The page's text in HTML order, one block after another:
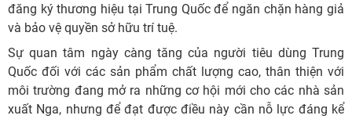
đăng ký thương hiệu tại Trung Quốc để ngăn chặn hàng giả
và bảo vệ quyền sở hữu trí tuệ.
Sự quan tâm ngày càng tăng của người tiêu dùng Trung
Quốc đối với các sản phẩm chất lượng cao, thân thiện với
môi trường đang mở ra những cơ hội mới cho các nhà sản
xuất Nga, nhưng để đạt được điều này cần nỗ lực đáng kể